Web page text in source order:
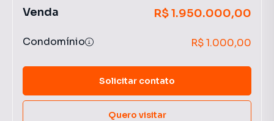
Venda R$ 1.950.000,00
Condomínio R$ 1.000,00
Solicitar contato
Quero visitar